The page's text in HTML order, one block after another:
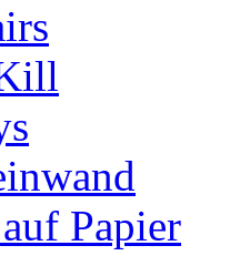
Papier